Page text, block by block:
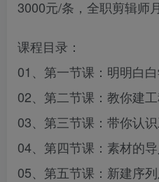
3000元/条，全职剪辑师
课程目录：
01、第一节课：明明白
02、第二节课：教你建
03、第三节课：带你认
04、第四节课：素材的
05、第五节课：新建序